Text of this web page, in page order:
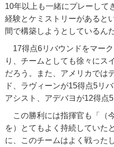
10年以上も一緒にプレーして
経験とケミストリーがあると
間で構築しようとしているんだ
17得点6リバウンドをマー
り、チームとしても徐々にス
だろう。また、アメリカでは
ド、ラヴィーンが15得点5リ
アシスト、アデバヨが12得点5
この勝利には指揮官も「（
を）とてもよく持続していた
に、このチームはよく戦った